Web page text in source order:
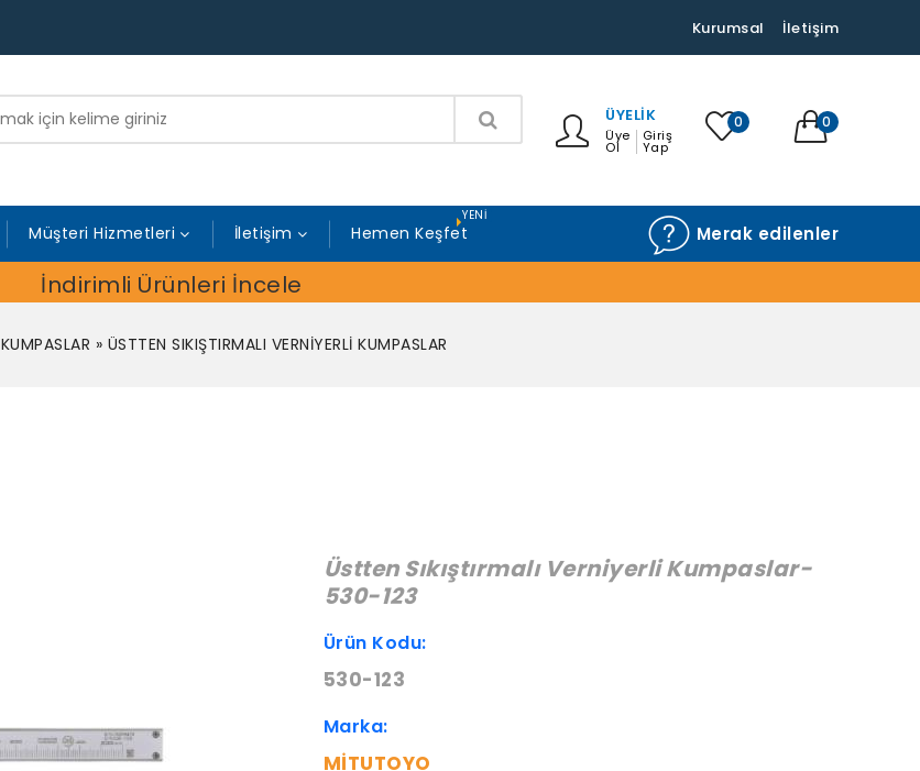
Kurumsal İletişim
ÜYELIK
Üye
Ol
Giriş
Yap
0 0
Müşteri Hizmetleri İletişim Hemen Keşfet
YENI
Merak edilenler
İndirimli Ürünleri İncele
KUMPASLAR » ÜSTTEN SIKIŞTIRMALI VERNİYERLİ KUMPASLAR
Üstten Sıkıştırmalı Verniyerli Kumpaslar-
530-123
Ürün Kodu:
530-123
Marka:
MITUTOYO